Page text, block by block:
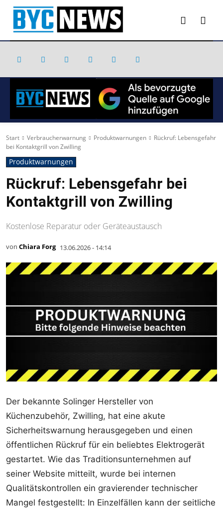
Start Verbraucherwarnung Produktwarnungen
Rückruf: Lebensgefahr
bei Kontaktgrill von Zwilling
Produktwarnungen
Rückruf: Lebensgefahr bei
Kontaktgrill von Zwilling
Kostenlose Reparatur oder Geräteaustausch
von Chiara Forg 13.06.2026 - 14:14
Der bekannte Solinger Hersteller von
Küchenzubehör, Zwilling, hat eine akute
Sicherheitswarnung herausgegeben und einen
öffentlichen Rückruf für ein beliebtes Elektrogerät
gestartet. Wie das Traditionsunternehmen auf
seiner Website mitteilt, wurde bei internen
Qualitätskontrollen ein gravierender technischer
Mangel festgestellt: In Einzelfällen kann der seitliche